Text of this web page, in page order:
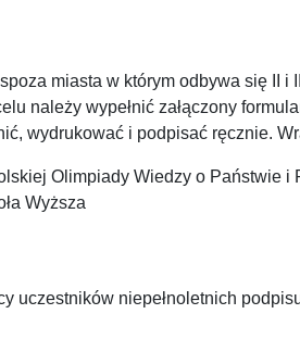
miasta w którym odbywa się II i
należy wypełnić załączony
wydrukować i podpisać ręcznie.
Olimpiady Wiedzy o Państwie i
Wyższa
uczestników niepełnoletnich